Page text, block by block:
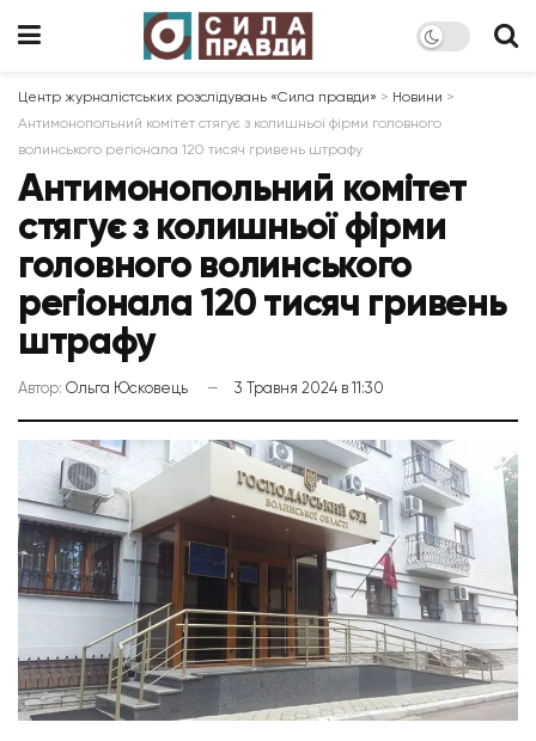
Центр журналістських розслідувань «Сила правди» > Новини >
Антимонопольний комітет стягує з колишньої фірми головного
волинського регіонала 120 тисяч гривень штрафу
Антимонопольний комітет
стягує з колишньої фірми
головного волинського
регіонала 120 тисяч гривень
штрафу
Автор: Ольга Юсковець 3 Травня 2024 в 11:30